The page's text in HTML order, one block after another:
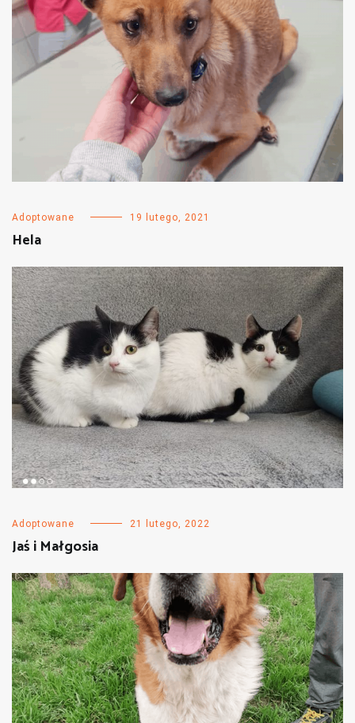
Adoptowane 19 lutego, 2021
Hela
Adoptowane 21 lutego, 2022
Jaś i Małgosia